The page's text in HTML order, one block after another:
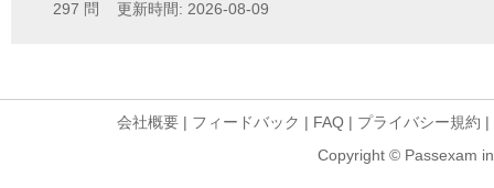
297 問 更新時間: 2026-08-09
会社概要 | フィードバック | FAQ | プライバシー規約 |
Copyright © Passexam